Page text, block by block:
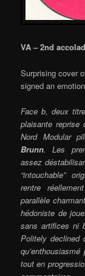
VA – 2nd
Surprising cover
signed an
Face b, deux
plaisante
Nord Modular
Brunn. Les
assez
“intouchable”
rentre
parallèle
hédoniste de
sans artifices ni
Politely declined
tout en